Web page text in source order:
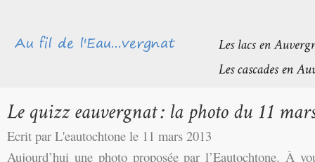
Ecrit par L'eautochtone le 11 mars 2013
Aujourd’hui une photo proposée par l’Eautochtone. À